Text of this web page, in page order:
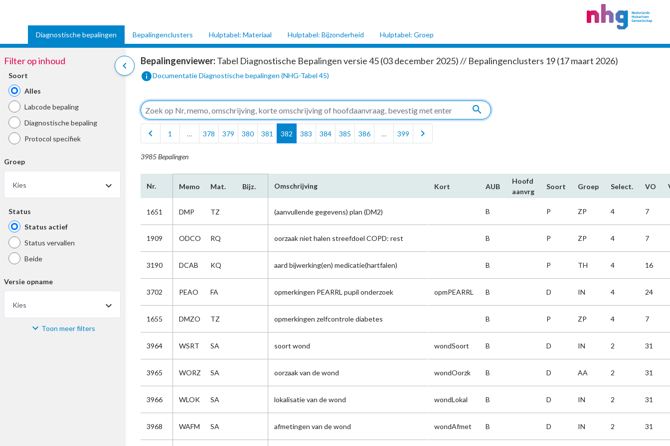
Diagnostische bepalingen Bepalingenclusters Hulptabel: Materiaal Hulptabel: Bijzonderheid Hulptabel: Groep
chevron_left
Filter op inhoud
Soort
Alles
Labcode bepaling
Diagnostische bepaling
Protocol specifiek
Groep
Kies
Status
Status actief
Status vervallen
Beide
Versie opname
Kies
Materiaal Toon meer filters
Bepalingenviewer:Tabel Diagnostische Bepalingen versie 45 (03 december 2025) // Bepalingenclusters 19 (17 maart 2026)
infoDocumentatie Diagnostische bepalingen (NHG-Tabel 45)
search
chevron_left
1 … 378 379 380 381 382 383 384 385 386 … 399 chevron_right
3985 Bepalingen
Nr. Memo Mat. Bijz. Omschrijving Kort AUB
Hoofd​
aanvrg
Soort Groep Select. VO
1651 DMP TZ (aanvullende gegevens) plan (DM2) B P ZP 4 7
1909 ODCO RQ oorzaak niet halen streefdoel COPD: rest B P ZP 4 7
3190 DCAB KQ aard bijwerking(en) medicatie(hartfalen) B P TH 4 16
3702 PEAO FA opmerkingen PEARRL pupil onderzoek opmPEARRL B D IN 4 24
1655 DMZO TZ opmerkingen zelfcontrole diabetes B P ZP 4 7
3964 WSRT SA soort wond wondSoort B D IN 2 31
3965 WORZ SA oorzaak van de wond wondOorzk B D AA 2 31
3966 WLOK SA lokalisatie van de wond wondLokal B D IN 2 31
3968 WAFM SA afmetingen van de wond wondAfmet B D IN 2 31